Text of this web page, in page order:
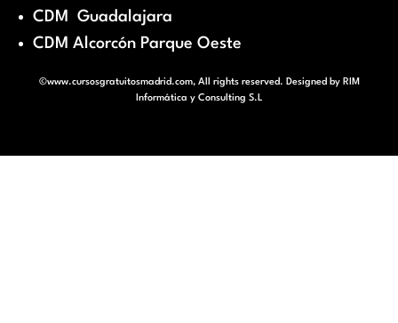
CDM Guadalajara
CDM Alcorcón Parque Oeste
©www.cursosgratuitosmadrid.com, All rights reserved. Designed by RIM
Informática y Consulting S.L